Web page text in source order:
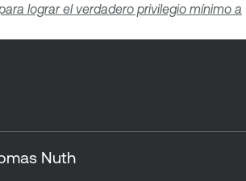
lograr el verdadero privilegio mínimo a
Nuth